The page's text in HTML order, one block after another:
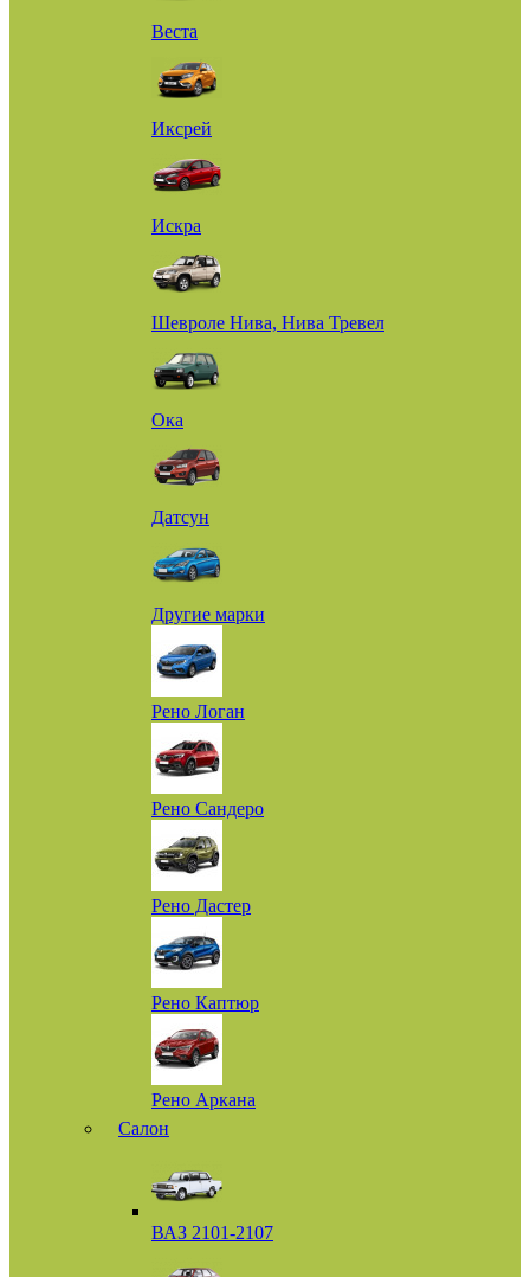
Веста
Иксрей
Искра
Шевроле Нива, Нива Тревел
Ока
Датсун
Другие марки
Рено Логан
Рено Сандеро
Рено Дастер
Рено Каптюр
Рено Аркана
Салон
ВАЗ 2101-2107